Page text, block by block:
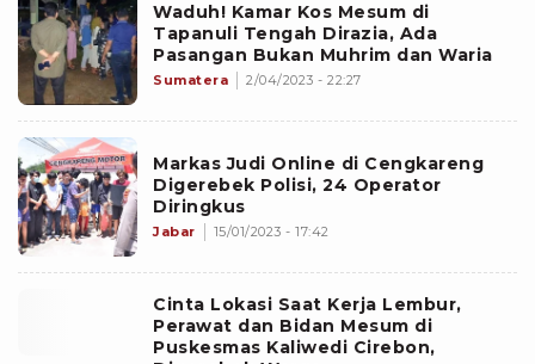
Waduh! Kamar Kos Mesum di
Tapanuli Tengah Dirazia, Ada
Pasangan Bukan Muhrim dan Waria
Sumatera 2/04/2023 - 22:27
Markas Judi Online di Cengkareng
Digerebek Polisi, 24 Operator
Diringkus
Jabar 15/01/2023 - 17:42
Cinta Lokasi Saat Kerja Lembur,
Perawat dan Bidan Mesum di
Puskesmas Kaliwedi Cirebon,